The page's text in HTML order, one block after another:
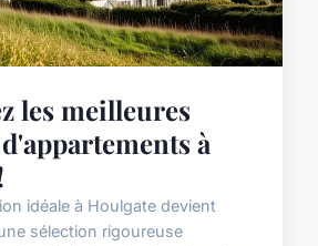
les meilleures
à
idéale à Houlgate devient
sélection rigoureuse